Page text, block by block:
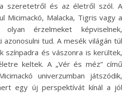
szeretetről és az életről szól. A
Micimackó, Malacka, Tigris vagy a
érzelmeket képviselnek,
azonosulni tud. A mesék világán túl
színpadra és vászonra is kerültek,
keltek. A „Vér és méz” című
univerzumban játszódik,
egy új perspektívát kínál a jól